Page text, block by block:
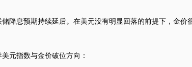
息预期持续延后。在美元没有明显回落的前提下，金价
美元指数与金价破位方向：